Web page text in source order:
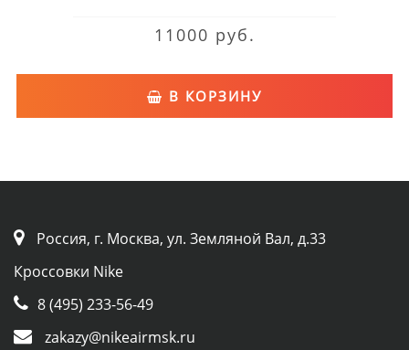
11000 руб.
В КОРЗИНУ
Россия, г. Москва, ул. Земляной Вал, д.33
Кроссовки Nike
8 (495) 233-56-49
zakazy@nikeairmsk.ru